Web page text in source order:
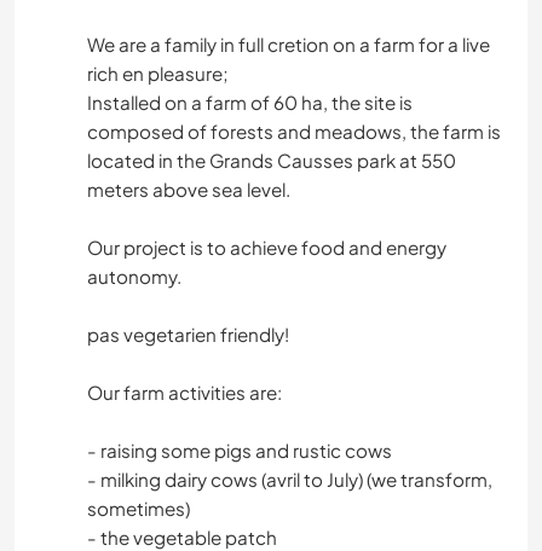
We are a family in full cretion on a farm for a live
rich en pleasure;
Installed on a farm of 60 ha, the site is
composed of forests and meadows, the farm is
located in the Grands Causses park at 550
meters above sea level.
Our project is to achieve food and energy
autonomy.
pas vegetarien friendly!
Our farm activities are:
- raising some pigs and rustic cows
- milking dairy cows (avril to July) (we transform,
sometimes)
- the vegetable patch